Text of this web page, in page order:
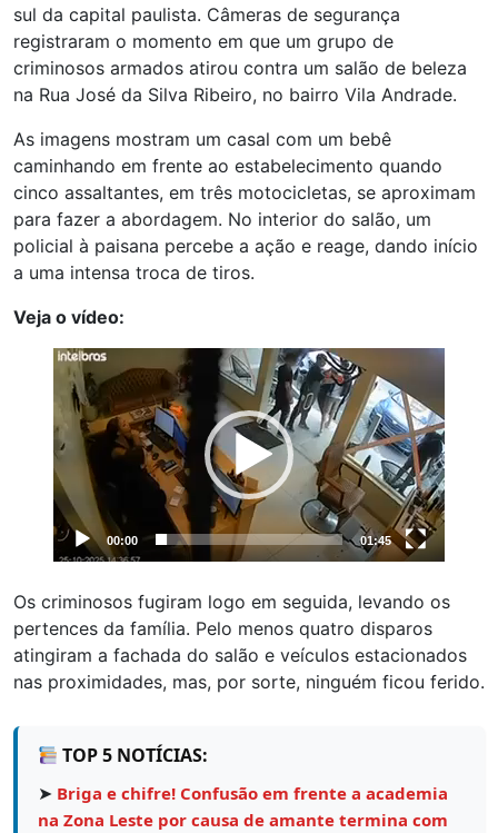
sul da capital paulista. Câmeras de segurança
registraram o momento em que um grupo de
criminosos armados atirou contra um salão de beleza
na Rua José da Silva Ribeiro, no bairro Vila Andrade.
As imagens mostram um casal com um bebê
caminhando em frente ao estabelecimento quando
cinco assaltantes, em três motocicletas, se aproximam
para fazer a abordagem. No interior do salão, um
policial à paisana percebe a ação e reage, dando início
a uma intensa troca de tiros.
Veja o vídeo:
Tocador
de
vídeo
00:00 01:45
Os criminosos fugiram logo em seguida, levando os
pertences da família. Pelo menos quatro disparos
atingiram a fachada do salão e veículos estacionados
nas proximidades, mas, por sorte, ninguém ficou ferido.
TOP 5 NOTÍCIAS:
➤ Briga e chifre! Confusão em frente a academia
na Zona Leste por causa de amante termina com